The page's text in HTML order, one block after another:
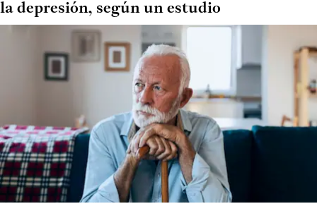
la depresión, según un estudio